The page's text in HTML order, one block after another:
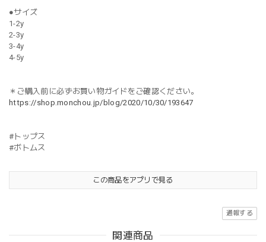
●サイズ
1-2y
2-3y
3-4y
4-5y
＊ご購入前に必ずお買い物ガイドをご確認ください。
https://shop.monchou.jp/blog/2020/10/30/193647
#トップス
#ボトムス
この商品をアプリで見る
通報する
関連商品